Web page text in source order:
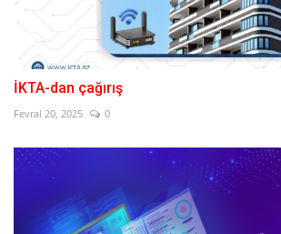
İKTA-dan çağırış
Fevral 20, 2025 0